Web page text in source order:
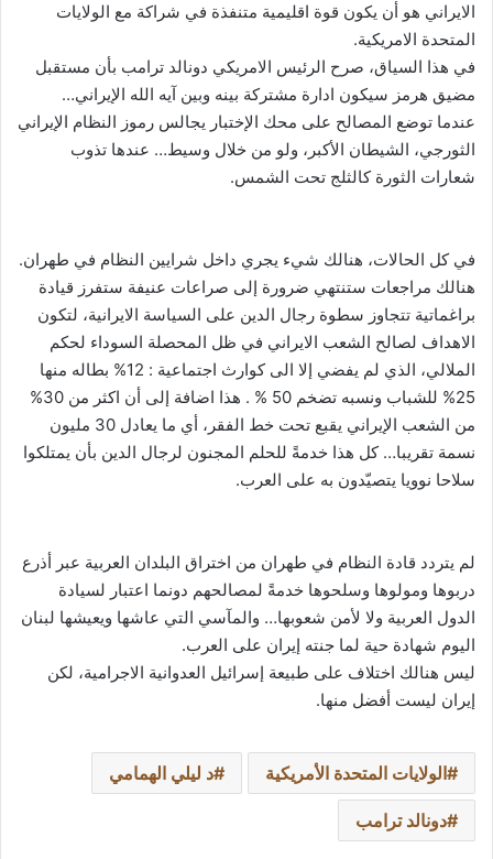
الايراني هو أن يكون قوة اقليمية متنفذة في شراكة مع الولايات
المتحدة الامريكية.
في هذا السياق، صرح الرئيس الامريكي دونالد ترامب بأن مستقبل
مضيق هرمز سيكون ادارة مشتركة بينه وبين آيه الله الإيراني…
عندما توضع المصالح على محك الإختبار يجالس رموز النظام الإيراني
الثورجي، الشيطان الأكبر، ولو من خلال وسيط… عندها تذوب
شعارات الثورة كالثلج تحت الشمس.
في كل الحالات، هنالك شيء يجري داخل شرايين النظام في طهران.
هنالك مراجعات ستنتهي ضرورة إلى صراعات عنيفة ستفرز قيادة
براغماتية تتجاوز سطوة رجال الدين على السياسة الايرانية، لتكون
الاهداف لصالح الشعب الايراني في ظل المحصلة السوداء لحكم
الملالي، الذي لم يفضي إلا الى كوارث اجتماعية : 12% بطاله منها
25% للشباب ونسبه تضخم 50 % . هذا اضافة إلى أن اكثر من 30%
من الشعب الإيراني يقبع تحت خط الفقر، أي ما يعادل 30 مليون
نسمة تقريبا… كل هذا خدمةً للحلم المجنون لرجال الدين بأن يمتلكوا
سلاحا نوويا يتصيّدون به على العرب.
لم يتردد قادة النظام في طهران من اختراق البلدان العربية عبر أذرع
دربوها ومولوها وسلحوها خدمةً لمصالحهم دونما اعتبار لسيادة
الدول العربية ولا لأمن شعوبها… والمآسي التي عاشها ويعيشها لبنان
اليوم شهادة حية لما جنته إيران على العرب.
ليس هنالك اختلاف على طبيعة إسرائيل العدوانية الاجرامية، لكن
إيران ليست أفضل منها.
الولايات المتحدة الأمريكية د ليلي الهمامي
دونالد ترامب